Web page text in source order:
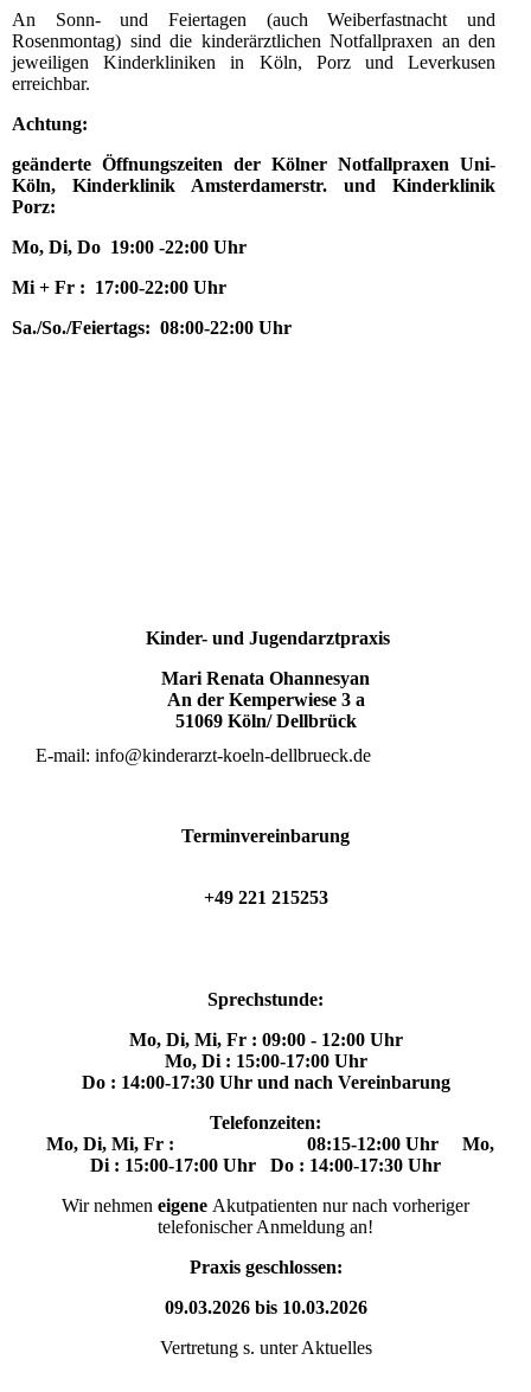
An Sonn- und Feiertagen (auch Weiberfastnacht und
Rosenmontag) sind die kinderärztlichen Notfallpraxen an den
jeweiligen Kinderkliniken in Köln, Porz und Leverkusen
erreichbar.
Achtung:
geänderte Öffnungszeiten der Kölner Notfallpraxen Uni-
Köln, Kinderklinik Amsterdamerstr. und Kinderklinik
Porz:
Mo, Di, Do 19:00 -22:00 Uhr
Mi + Fr : 17:00-22:00 Uhr
Sa./So./Feiertags: 08:00-22:00 Uhr
Kinder- und Jugendarztpraxis
Mari Renata Ohannesyan
An der Kemperwiese 3 a
51069 Köln/ Dellbrück
E-mail: info@kinderarzt-koeln-dellbrueck.de
Terminvereinbarung
+49 221 215253
Sprechstunde:
Mo, Di, Mi, Fr : 09:00 - 12:00 Uhr
Mo, Di : 15:00-17:00 Uhr
Do : 14:00-17:30 Uhr und nach Vereinbarung
Telefonzeiten:
Mo, Di, Mi, Fr : 08:15-12:00 Uhr Mo,
Di : 15:00-17:00 Uhr Do : 14:00-17:30 Uhr
Wir nehmen eigene Akutpatienten nur nach vorheriger
telefonischer Anmeldung an!
Praxis geschlossen:
09.03.2026 bis 10.03.2026
Vertretung s. unter Aktuelles